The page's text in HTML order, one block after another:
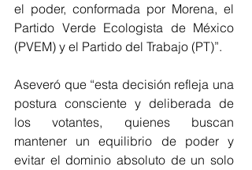
el poder, conformada por Morena, el
Partido Verde Ecologista de México
(PVEM) y el Partido del Trabajo (PT)”.
Aseveró que “esta decisión refleja una
postura consciente y deliberada de
los votantes, quienes buscan
mantener un equilibrio de poder y
evitar el dominio absoluto de un solo